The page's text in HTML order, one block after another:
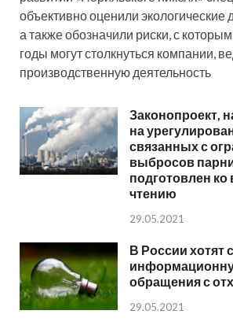
объективно оценили
а также обозначили риски, с
годы могут столкнуться компании,
производственную деятельность
Законопроект,
на
связанных с
выбросов
подготовлен ко
чтению
29.05.2021
В России хотят
обращения с
29.05.2021